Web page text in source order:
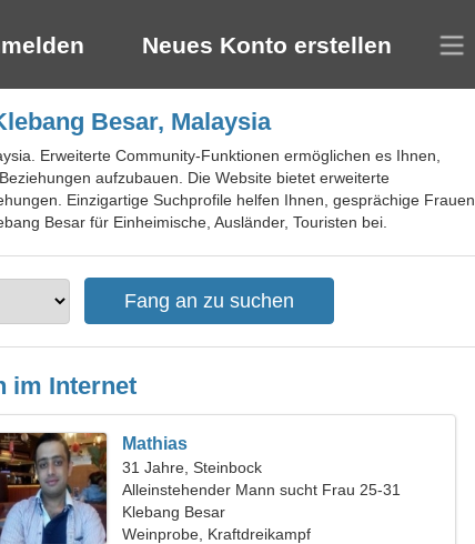
Neues Konto erstellen
Besar, Malaysia
Erweiterte Community-Funktionen ermöglichen es Ihnen,
aufzubauen. Die Website bietet erweiterte
Einzigartige Suchprofile helfen Ihnen, gesprächige Frauen
Besar für Einheimische, Ausländer, Touristen bei.
im Internet
Mathias
31 Jahre, Steinbock
Alleinstehender Mann sucht Frau 25-31
Klebang Besar
Weinprobe, Kraftdreikampf